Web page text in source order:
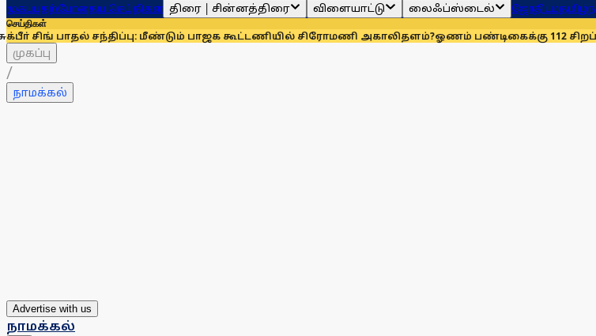
முகப்புதற்போதைய செய்திகள் திரை | சின்னத்திரை விளையாட்டு லைஃப்ஸ்டைல் ஜோதிடம்
செய்திகள்
சந்திப்பு: மீண்டும் பாஜக கூட்டணியில் சிரோமணி அகாலிதளம்?ஓணம் பண்டிகைக்கு 112 சிறப்பு
முகப்பு
/
நாமக்கல்
Advertise with us
நாமக்கல்